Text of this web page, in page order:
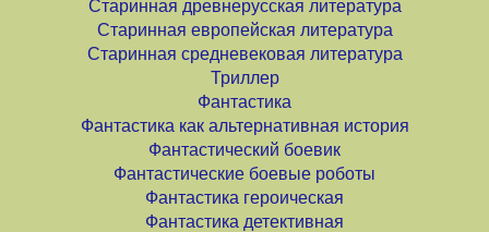
Старинная древнерусская литература
Старинная европейская литература
Старинная средневековая литература
Триллер
Фантастика
Фантастика как альтернативная история
Фантастический боевик
Фантастические боевые роботы
Фантастика героическая
Фантастика детективная